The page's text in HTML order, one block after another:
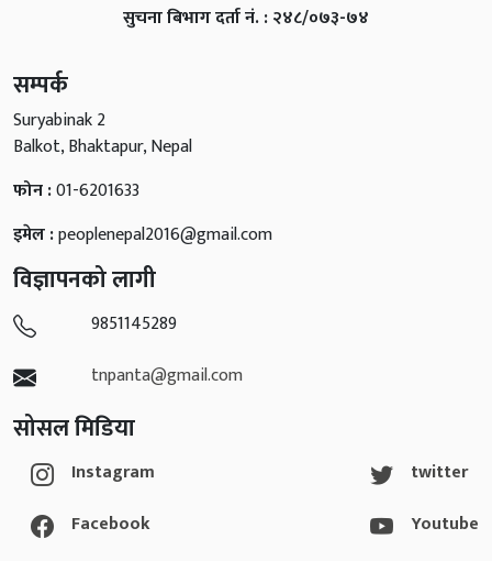
सुचना बिभाग दर्ता नं. : २४८/०७३-७४
सम्पर्क
Suryabinak 2
Balkot, Bhaktapur, Nepal
फोन :01-6201633
इमेल :peoplenepal2016@gmail.com
विज्ञापनको लागी
9851145289
tnpanta@gmail.com
सोसल मिडिया
Instagram
Facebook
twitter
Youtube